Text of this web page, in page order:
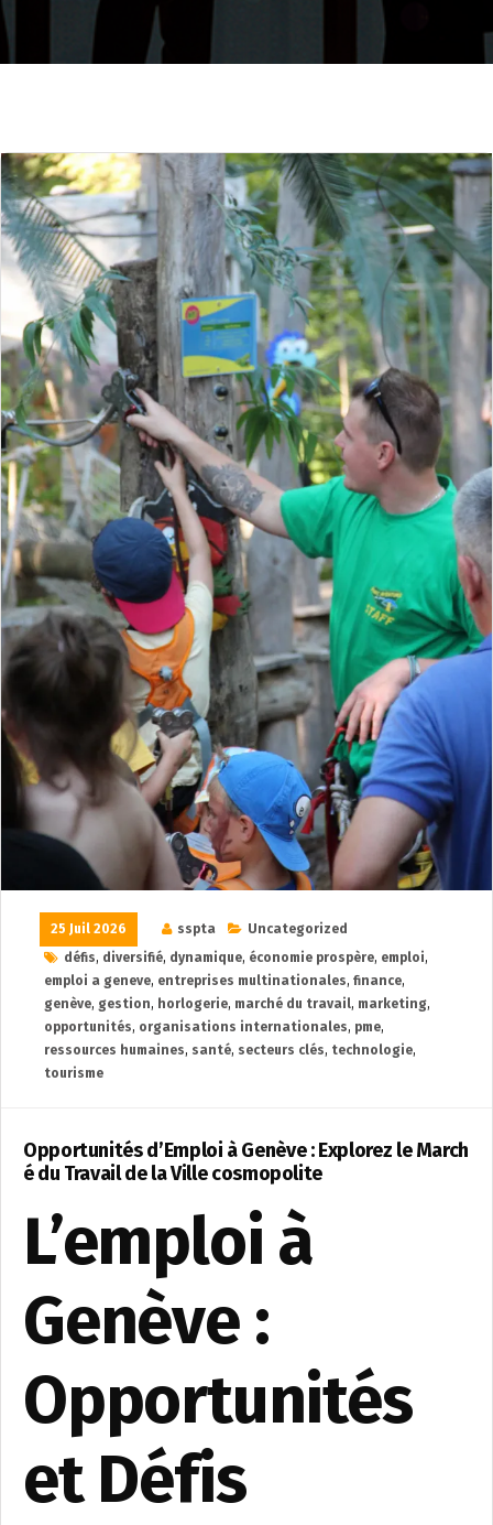
25 Juil 2026 sspta
Uncategorized
défis, diversifié, dynamique, économie prospère, emploi,
emploi a geneve, entreprises multinationales, finance,
genève, gestion, horlogerie, marché du travail, marketing,
opportunités, organisations internationales, pme,
ressources humaines, santé, secteurs clés, technologie,
tourisme
Opportunités d’Emploi à Genève : Explorez le March
é du Travail de la Ville cosmopolite
L’emploi à
Genève :
Opportunités
et Défis